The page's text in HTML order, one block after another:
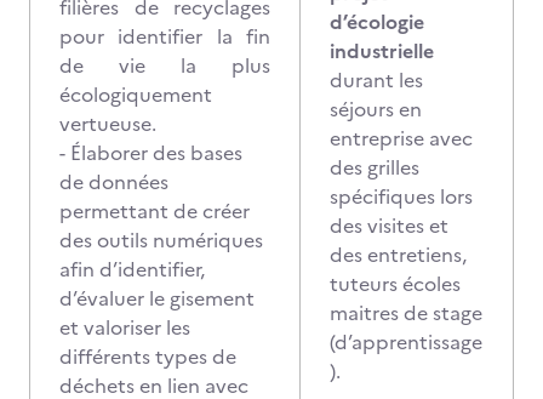
filières de recyclages
pour identifier la fin
de vie la plus
écologiquement
vertueuse.
- Élaborer des bases
de données
permettant de créer
des outils numériques
afin d’identifier,
d’évaluer le gisement
et valoriser les
différents types de
déchets en lien avec
d’écologie
industrielle
durant les
séjours en
entreprise avec
des grilles
spécifiques lors
des visites et
des entretiens,
tuteurs écoles
maitres de stage
(d’apprentissage
).